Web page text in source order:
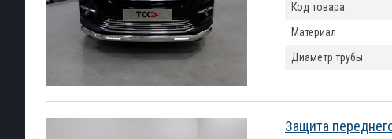
Код товара
Материал
Диаметр трубы
Защита